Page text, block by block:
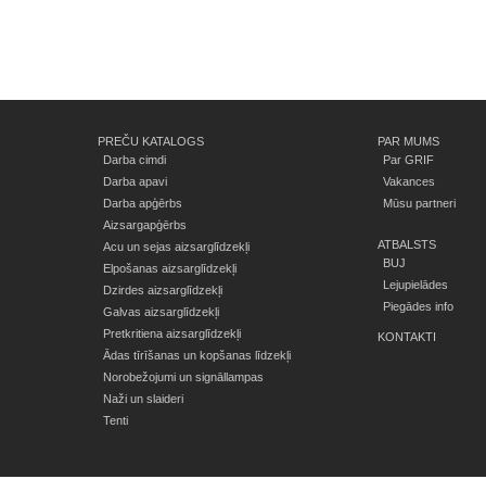
PREČU KATALOGS
Darba cimdi
Darba apavi
Darba apģērbs
Aizsargapģērbs
Acu un sejas aizsarglīdzekļi
Elpošanas aizsarglīdzekļi
Dzirdes aizsarglīdzekļi
Galvas aizsarglīdzekļi
Pretkritiena aizsarglīdzekļi
Ādas tīrīšanas un kopšanas līdzekļi
Norobežojumi un signāllampas
Naži un slaideri
Tenti
PAR MUMS
Par GRIF
Vakances
Mūsu partneri
ATBALSTS
BUJ
Lejupielādes
Piegādes info
KONTAKTI